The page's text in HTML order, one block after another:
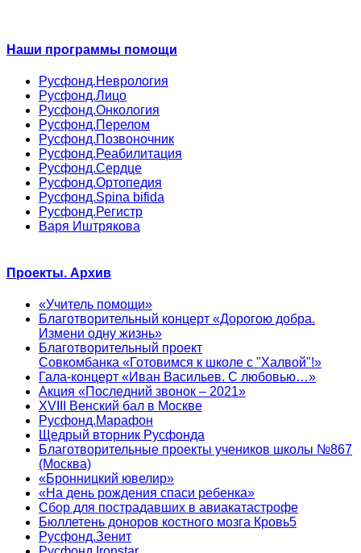
Наши программы помощи
Русфонд.Неврология
Русфонд.Лицо
Русфонд.Онкология
Русфонд.Перелом
Русфонд.Позвоночник
Русфонд.Реабилитация
Русфонд.Сердце
Русфонд.Ортопедия
Русфонд.Spina bifida
Русфонд.Регистр
Варя Иштрякова
Проекты. Архив
«Учитель помощи»
Благотворительный концерт «Дорогою добра.
Измени одну жизнь»
Благотворительный проект
Совкомбанка «Готовимся к школе с "Халвой"!»
Гала-концерт «Иван Васильев. С любовью…»
Акция «Последний звонок – 2021»
XVIII Венский бал в Москве
Русфонд.Марафон
Щедрый вторник Русфонда
Благотворительные проекты учеников школы №867
(Москва)
«Бронницкий ювелир»
«На день рождения спаси ребенка»
Сбор для пострадавших в авиакатастрофе
Бюллетень доноров костного мозга Кровь5
Русфонд.Зенит